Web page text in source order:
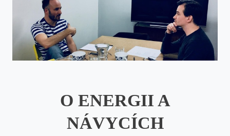
O ENERGII A
NÁVYCÍCH